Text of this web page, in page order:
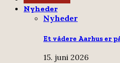
Nyheder
Nyheder
Et vådere Aarhus er
15. juni 2026